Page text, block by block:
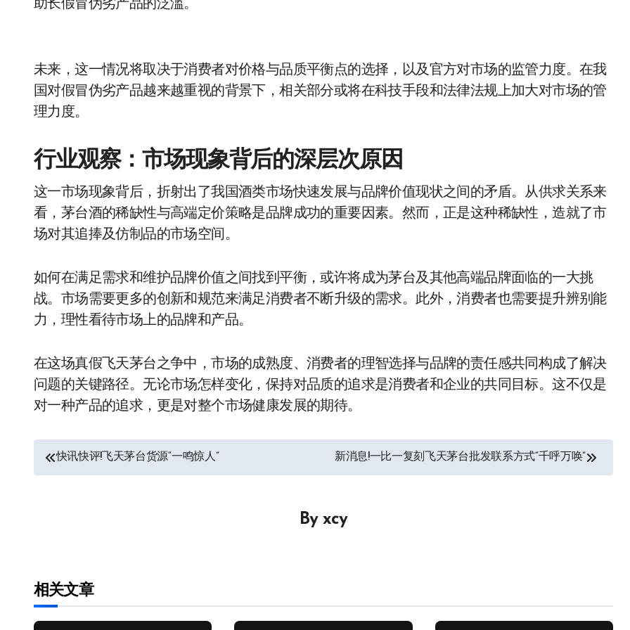
助长假冒伪劣产品的泛滥。
未来，这一情况将取决于消费者对价格与品质平衡点的选择，以及官方对市场的监管力度。在我
国对假冒伪劣产品越来越重视的背景下，相关部分或将在科技手段和法律法规上加大对市场的管
理力度。
行业观察：市场现象背后的深层次原因
这一市场现象背后，折射出了我国酒类市场快速发展与品牌价值现状之间的矛盾。从供求关系来
看，茅台酒的稀缺性与高端定价策略是品牌成功的重要因素。然而，正是这种稀缺性，造就了市
场对其追捧及仿制品的市场空间。
如何在满足需求和维护品牌价值之间找到平衡，或许将成为茅台及其他高端品牌面临的一大挑
战。市场需要更多的创新和规范来满足消费者不断升级的需求。此外，消费者也需要提升辨别能
力，理性看待市场上的品牌和产品。
在这场真假飞天茅台之争中，市场的成熟度、消费者的理智选择与品牌的责任感共同构成了解决
问题的关键路径。无论市场怎样变化，保持对品质的追求是消费者和企业的共同目标。这不仅是
对一种产品的追求，更是对整个市场健康发展的期待。
文快讯快评!飞天茅台货源“一鸣惊人” 新消息!一比一复刻飞天茅台批发联系方式“千呼万唤”
By xcy
相关文章